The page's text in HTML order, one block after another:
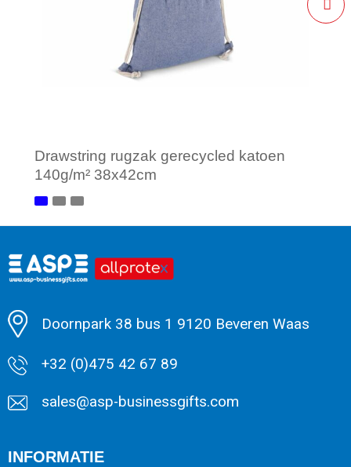
Drawstring rugzak gerecycled katoen
140g/m² 38x42cm
Minimale afname: 1
Doornpark 38 bus 1 9120 Beveren Waas
+32 (0)475 42 67 89
sales@asp-businessgifts.com
INFORMATIE